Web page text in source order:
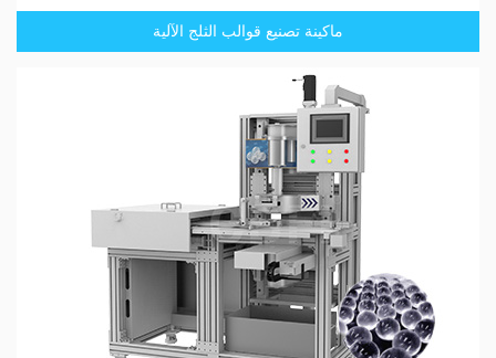
ماكينة تصنيع قوالب الثلج الآلية